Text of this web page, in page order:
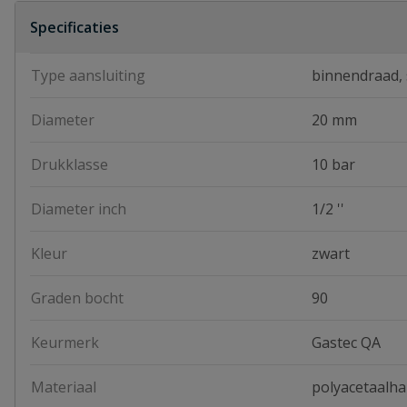
Specificaties
Type aansluiting binnendraad,
Diameter 20 mm
Drukklasse 10 bar
Diameter inch 1/2 ''
Kleur zwart
Graden bocht 90
Keurmerk Gastec QA
Materiaal